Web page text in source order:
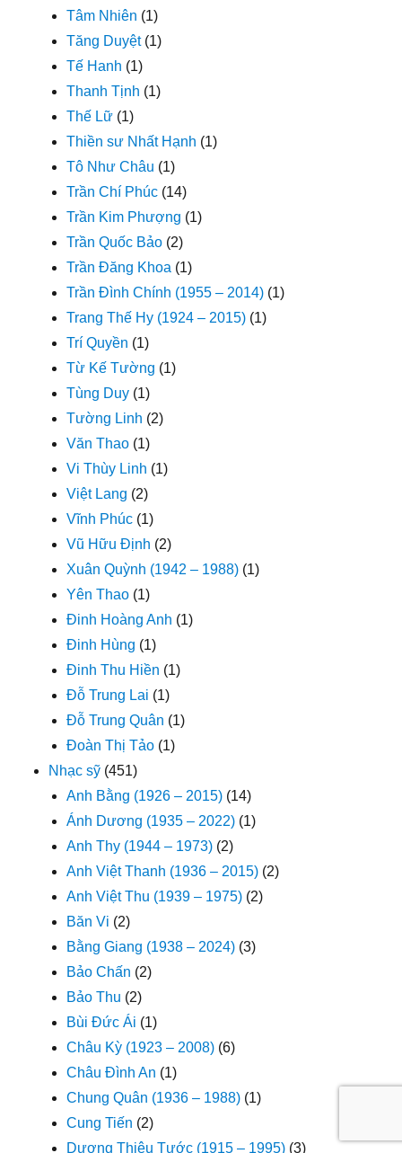
Tâm Nhiên (1)
Tăng Duyệt(1)
Tế Hanh (1)
Thanh Tịnh (1)
Thế Lữ (1)
Thiền sư Nhất Hạnh (1)
Tô Như Châu (1)
Trần Chí Phúc (14)
Trần Kim Phượng (1)
Trần Quốc Bảo (2)
Trần Đăng Khoa (1)
Trần Đình Chính (1955 – 2014) (1)
Trang Thế Hy (1924 – 2015) (1)
Trí Quyền (1)
Từ Kế Tường (1)
Tùng Duy (1)
Tường Linh (2)
Văn Thao (1)
Vi Thùy Linh (1)
Việt Lang (2)
Vĩnh Phúc (1)
Vũ Hữu Định (2)
Xuân Quỳnh (1942 – 1988) (1)
Yên Thao (1)
Đinh Hoàng Anh (1)
Đinh Hùng (1)
Đinh Thu Hiền (1)
Đỗ Trung Lai (1)
Đỗ Trung Quân (1)
Đoàn Thị Tảo (1)
Nhạc sỹ (451)
Anh Bằng (1926 – 2015) (14)
Ánh Dương (1935 – 2022) (1)
Anh Thy (1944 – 1973) (2)
Anh Việt Thanh (1936 – 2015) (2)
Anh Việt Thu (1939 – 1975) (2)
Băn Vi (2)
Bằng Giang (1938 – 2024) (3)
Bảo Chấn (2)
Bảo Thu (2)
Bùi Đức Ái (1)
Châu Kỳ (1923 – 2008) (6)
Châu Đình An (1)
Chung Quân (1936 – 1988) (1)
Cung Tiến (2)
Dương Thiệu Tước (1915 – 1995) (3)